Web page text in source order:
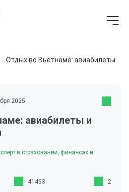
Отдых во Вьетнаме: авиабилеты
2025
авиабилеты и
в страховании, финансах и
41463 2